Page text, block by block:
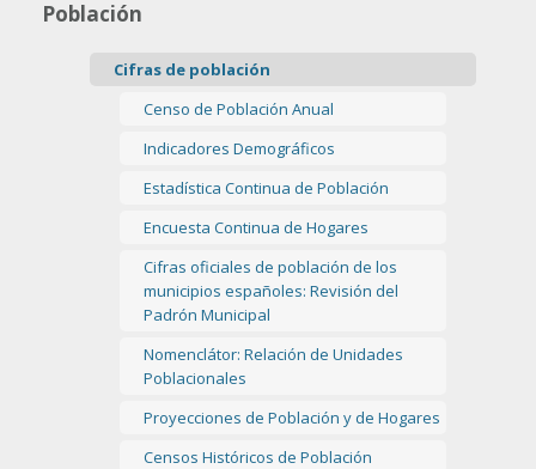
Población
Cifras de población
Censo de Población Anual
Indicadores Demográficos
Estadística Continua de Población
Encuesta Continua de Hogares
Cifras oficiales de población de los
municipios españoles: Revisión del
Padrón Municipal
Nomenclátor: Relación de Unidades
Poblacionales
Proyecciones de Población y de Hogares
Censos Históricos de Población